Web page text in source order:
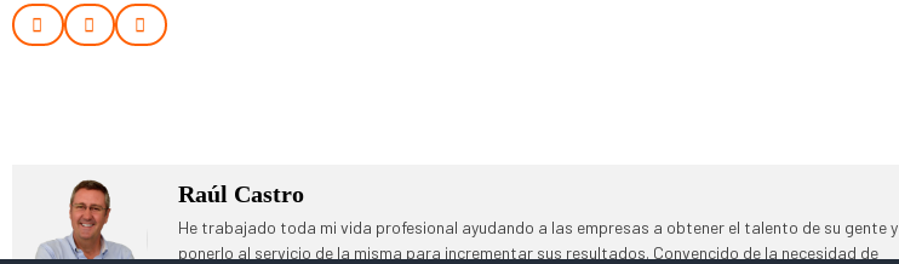
Raúl Castro
He trabajado toda mi vida profesional ayudando a las empresas a obtener el talento de su gente y
ponerlo al servicio de la misma para incrementar sus resultados. Convencido de la necesidad de